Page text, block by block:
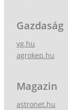
Gazdaság
vg.hu
agrokep.hu
Magazin
astronet.hu